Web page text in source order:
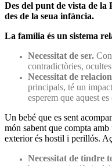
Des del punt de vista de la
des de la seua infància.
La família és un sistema
Necessitat de ser.
contradictòries,
Necessitat de
principals, té un
esperem que aquest
Un bebé que es sent
món sabent que compta
exterior és hostil i perillós.
Necessitat de tindre